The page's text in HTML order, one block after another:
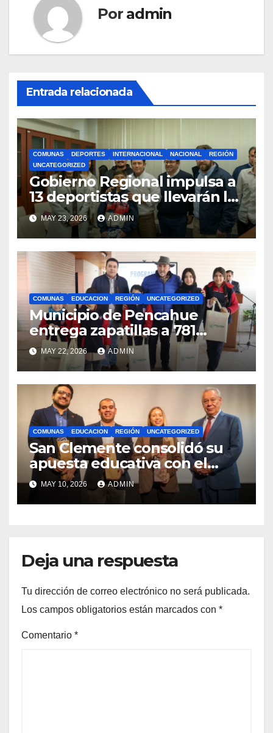
Por admin
Entrada relacionada
COMUNAS DEPORTES INTERNACIONAL NACIONAL
REGIÓN
UNCATEGORIZED
Gobierno Regional impulsa a
13 deportistas que llevarán la
bandera maulina a
competencias
internacionales
MAY 23, 2026 ADMIN
COMUNAS EDUCACION REGIÓN UNCATEGORIZED
Municipio de Pencahue
entrega zapatillas a 781
estudiantes con recursos del
Royalty Minero
MAY 22, 2026 ADMIN
COMUNAS EDUCACION REGIÓN UNCATEGORIZED
San Clemente consolidó su
apuesta educativa con el
lanzamiento del
Preuniversitario Brotes 2026
MAY 10, 2026 ADMIN
Deja una respuesta
Tu dirección de correo electrónico no será publicada.
Los campos obligatorios están marcados con *
Comentario *